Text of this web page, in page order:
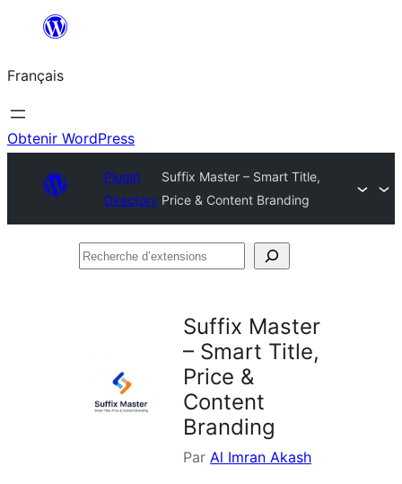
contenu
Français
Obtenir WordPress
Plugin
Directory
Suffix Master – Smart Title,
Price & Content Branding
Recherche
Suffix Master
– Smart Title,
Price &
Content
Branding
Par Al Imran Akash